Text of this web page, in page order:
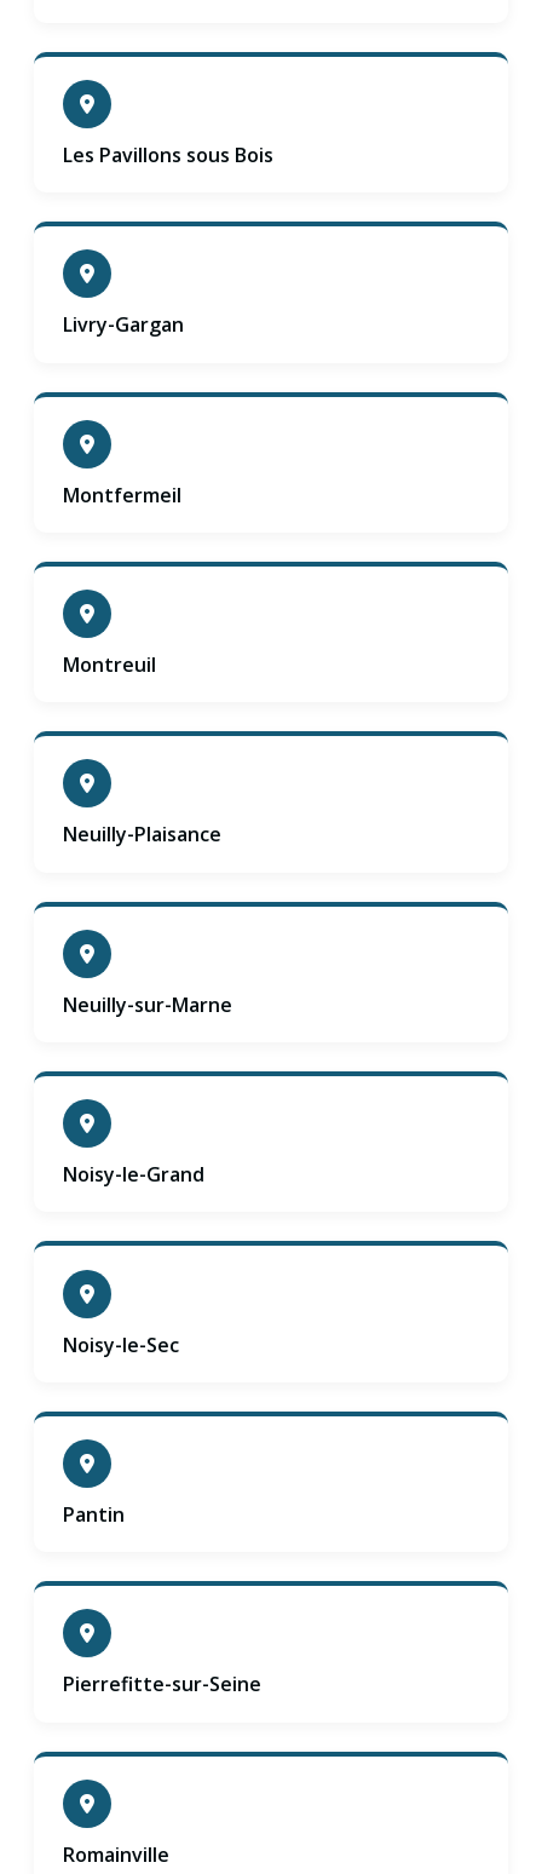
Les Pavillons sous Bois
Livry-Gargan
Montfermeil
Montreuil
Neuilly-Plaisance
Neuilly-sur-Marne
Noisy-le-Grand
Noisy-le-Sec
Pantin
Pierrefitte-sur-Seine
Romainville